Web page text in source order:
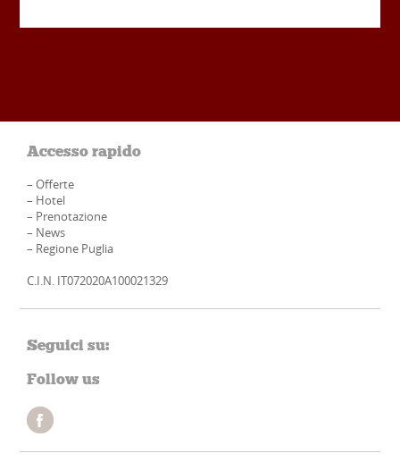
Accesso rapido
–Offerte
– Hotel
– Prenotazione
– News
– Regione Puglia
C.I.N. IT072020A100021329
Seguici su:
Follow us